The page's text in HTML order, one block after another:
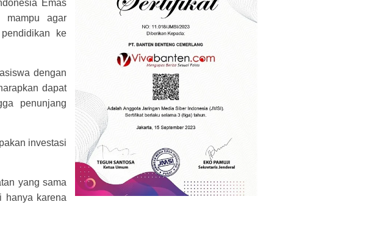
Emas
mampu agar
ke
dengan
dapat
penunjang
investasi
yang sama
hanya karena